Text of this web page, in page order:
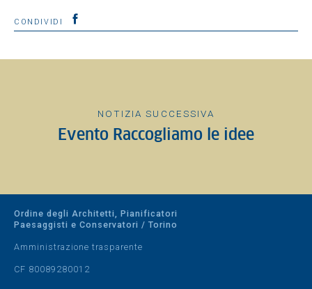
CONDIVIDI
NOTIZIA SUCCESSIVA
Evento Raccogliamo le idee
Ordine degli Architetti, Pianificatori
Paesaggisti e Conservatori / Torino
Amministrazione trasparente
CF 80089280012